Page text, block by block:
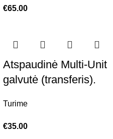
€65.00
Atspaudinė Multi-Unit
galvutė (transferis).
Turime
€35.00